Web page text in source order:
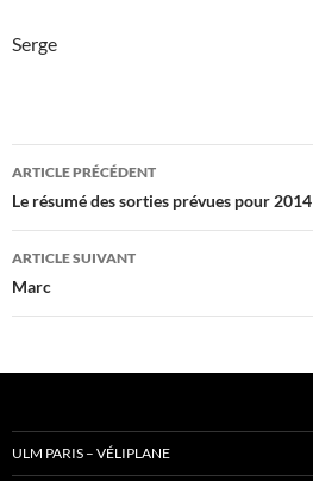
Serge
Navigation
des
articles
ARTICLE PRÉCÉDENT
Le résumé des sorties prévues pour 2014
ARTICLE SUIVANT
Marc
ULM PARIS – VÉLIPLANE